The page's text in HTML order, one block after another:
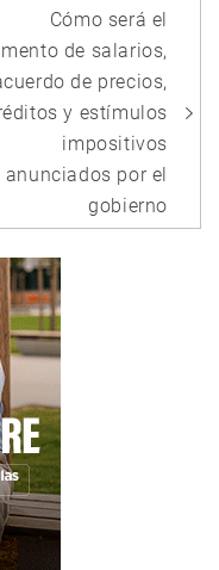
Cómo será el
de salarios,
de precios,
y estímulos
impositivos
anunciados por el
gobierno